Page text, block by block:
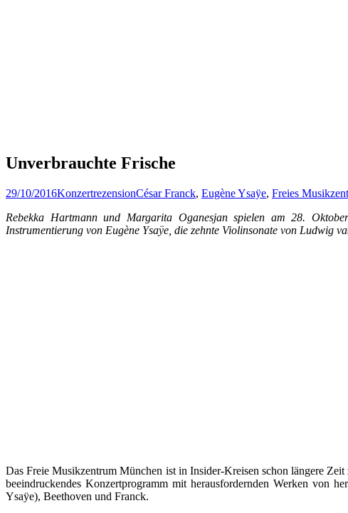
Unverbrauchte Frische
29/10/2016KonzertrezensionCésar Franck, Eugène Ysaÿe, Freies
Rebekka Hartmann und Margarita Oganesjan spielen am 28.
Instrumentierung von Eugène Ysaÿe, die zehnte Violinsonate von Ludwig
Das Freie Musikzentrum München ist in Insider-Kreisen schon längere
beeindruckendes Konzertprogramm mit herausfordernden Werken von
Ysaÿe), Beethoven und Franck.